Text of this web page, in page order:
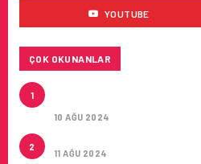
YOUTUBE
ÇOK OKUNANLAR
1
10 AĞU 2024
2
11 AĞU 2024